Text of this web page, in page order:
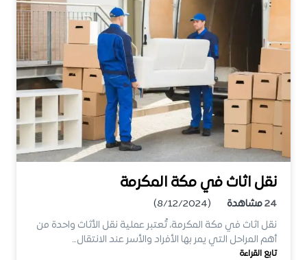
نقل اثاث في مكة المكرمة
24مشاهدة
(8/12/2024)
نقل اثاث في مكة المكرمة، تُعتبر عملية نقل الأثاث واحدة من
أهم المراحل التي يمر بها الأفراد والأسر عند الانتقال…
تابع القراءة